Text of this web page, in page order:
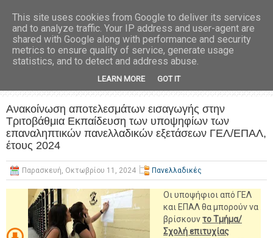
Ανακοίνωση αποτελεσμάτων εισαγωγής στην
Τριτοβάθμια Εκπαίδευση των υποψηφίων των
επαναληπτικών πανελλαδικών εξετάσεων ΓΕΛ/ΕΠΑΛ,
έτους 2024
Παρασκευή, Οκτωβρίου 11, 2024 Πανελλαδικές
Οι υποψήφιοι από ΓΕΛ
και ΕΠΑΛ θα μπορούν να
βρίσκουντο Τμήμα/
Σχολή επιτυχίας
This site uses cookies from Google to deliver its services
and to analyze traffic. Your IP address and user-agent are
shared with Google along with performance and security
metrics to ensure quality of service, generate usage
statistics, and to detect and address abuse.
LEARN MORE GOT IT